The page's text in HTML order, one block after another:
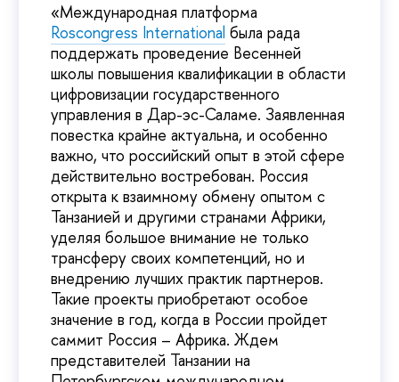
«Международная платформа
Roscongress International была рада
поддержать проведение Весенней
школы повышения квалификации в области
цифровизации государственного
управления в Дар-эс-Саламе. Заявленная
повестка крайне актуальна, и особенно
важно, что российский опыт в этой сфере
действительно востребован. Россия
открыта к взаимному обмену опытом с
Танзанией и другими странами Африки,
уделяя большое внимание не только
трансферу своих компетенций, но и
внедрению лучших практик партнеров.
Такие проекты приобретают особое
значение в год, когда в России пройдет
саммит Россия – Африка. Ждем
представителей Танзании на